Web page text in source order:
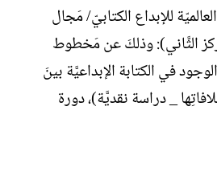
للإبداع الكتابيّ/ مَجال
الثَّاني): وذلكَ عن مَخطوط
في الكتابة الإبداعيَّة بينَ
_ دراسة نقديَّة)، دورة